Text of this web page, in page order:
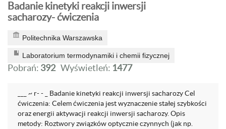
Badanie kinetyki reakcji inwersji
sacharozy- ćwiczenia
Politechnika Warszawska
Laboratorium termodynamiki i chemii fizycznej
Pobrań: 392 Wyświetleń: 1477
___ ~ r- - _ Badanie kinetyki reakcji inwersji sacharozy Cel
ćwiczenia: Celem ćwiczenia jest wyznaczenie stałej szybkości
oraz energii aktywacji reakcji inwersji sacharozy. Opis
metody: Roztwory związków optycznie czynnych (jak np.